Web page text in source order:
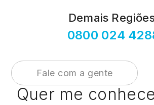
Demais
0800 024
Fale com a gente
Quer me